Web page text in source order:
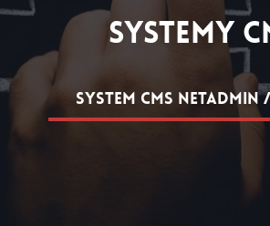
Systemy
System CMS netadmin